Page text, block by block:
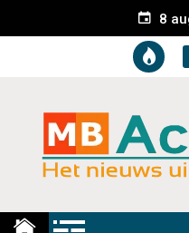
e
8
Medemblik